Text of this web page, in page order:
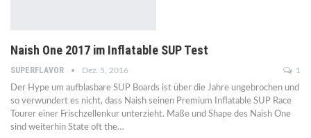
Naish One 2017 im Inflatable SUP Test
SUPERFLAVOR Dez. 5, 2016 1
Der Hype um aufblasbare SUP Boards ist über die Jahre ungebrochen und
so verwundert es nicht, dass Naish seinen Premium Inflatable SUP Race
Tourer einer Frischzellenkur unterzieht. Maße und Shape des Naish One
sind weiterhin State oft the…